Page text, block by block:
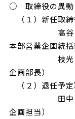
○ 取締役の異動
（１）新任取
高谷 尚
本部営業企画統括
枝光 平
企画部長）
（２）退任予
田中 次
企画担当）